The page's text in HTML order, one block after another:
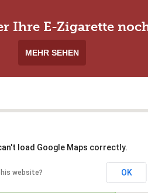
Ihre E-Zigarette
MEHR SEHEN
load Google Maps correctly.
website? OK